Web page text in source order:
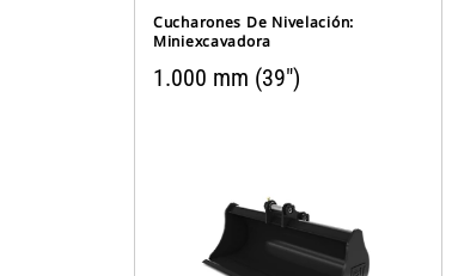
Cucharones De Nivelación:
Miniexcavadora
1.000 mm (39")